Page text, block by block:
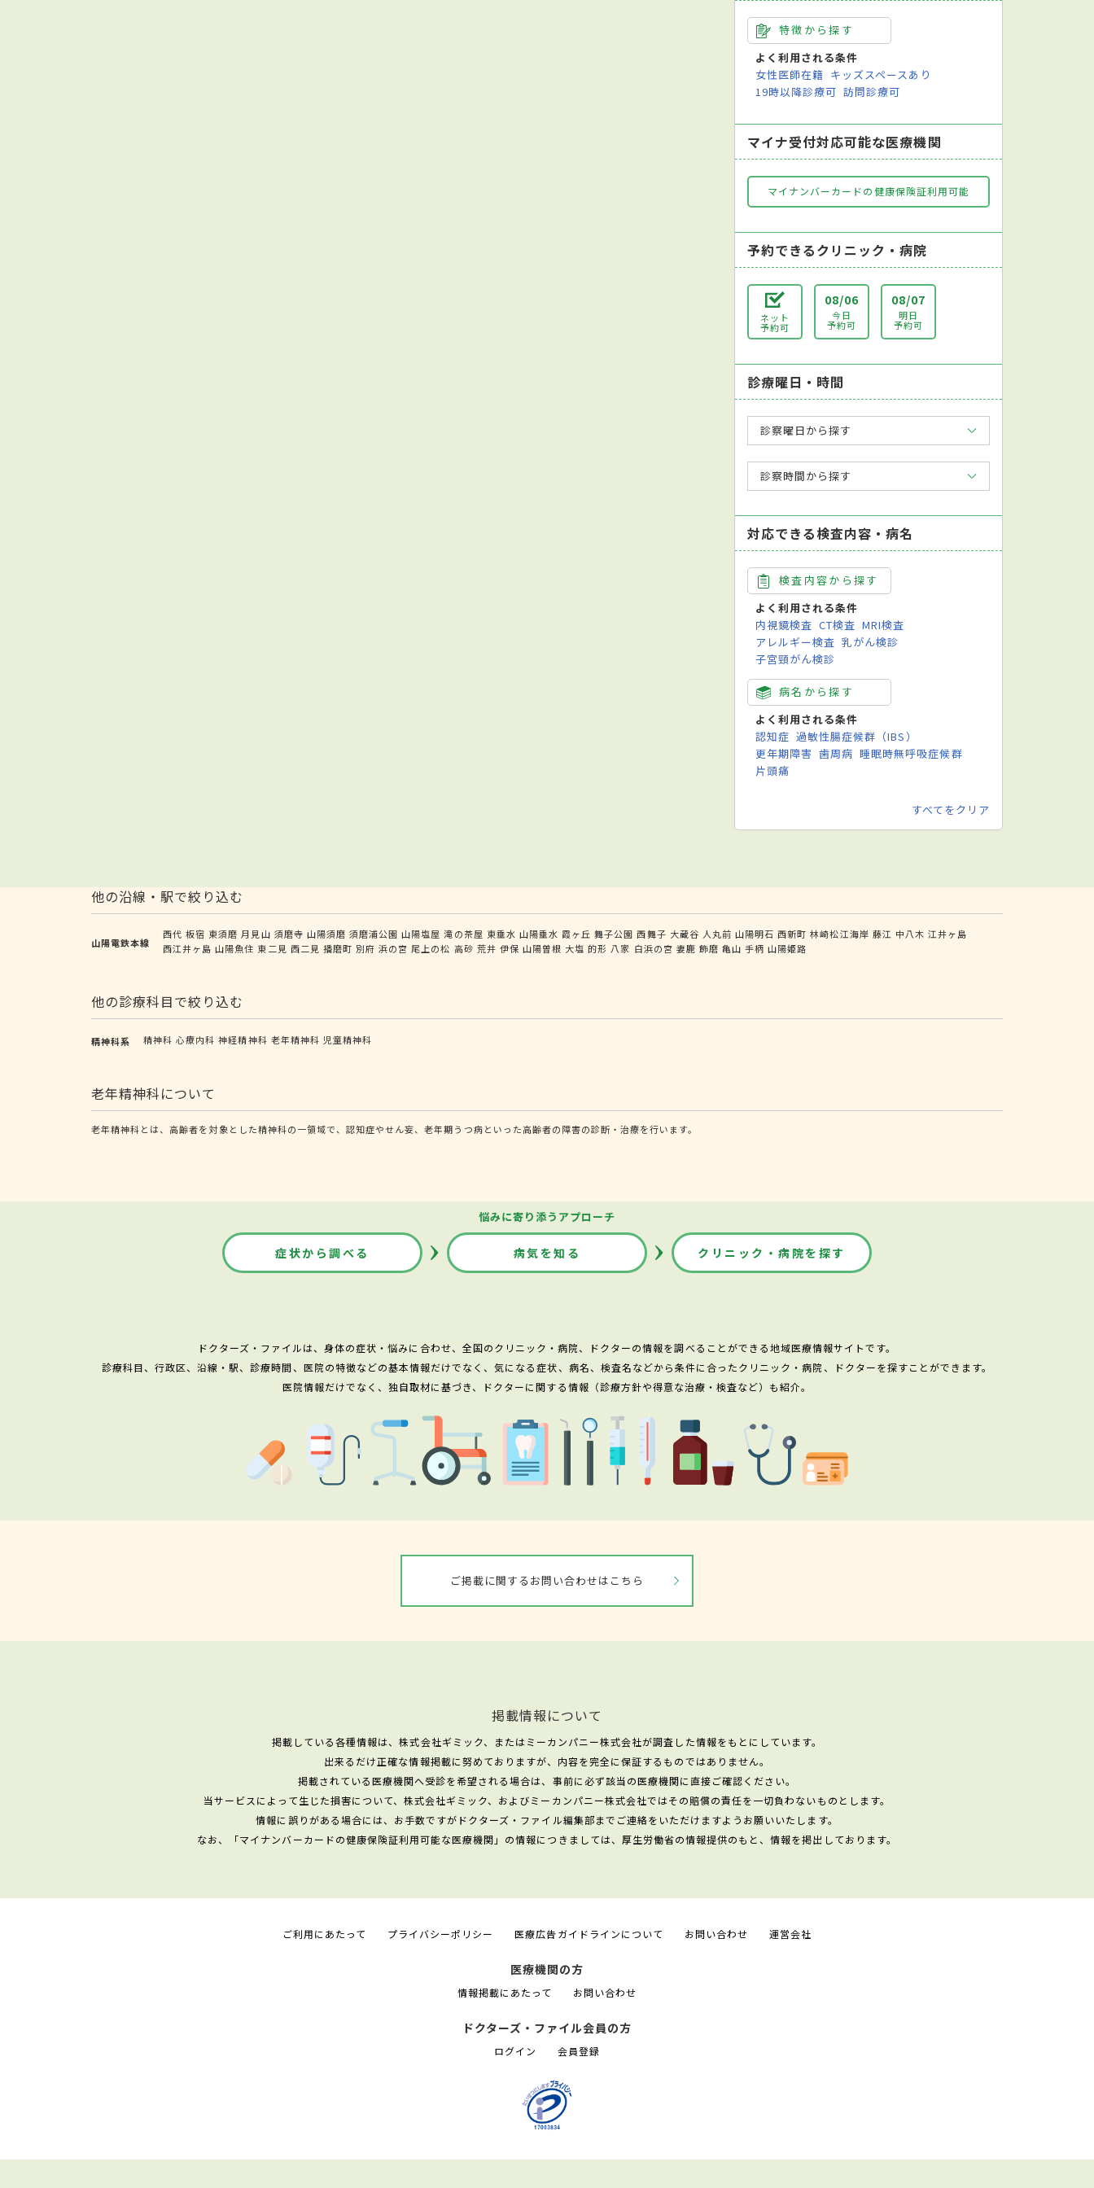
特徴から探す
よく利用される条件
女性医師在籍 キッズスペースあり
19時以降診療可 訪問診療可
マイナ受付対応可能な医療機関
マイナンバーカードの健康保険証利用可能
予約できるクリニック・病院
ネット
予約可
08/06
今日
予約可
08/07
明日
予約可
診療曜日・時間
診察曜日から探す
診察時間から探す
対応できる検査内容・病名
検査内容から探す
よく利用される条件
内視鏡検査 CT検査 MRI検査
アレルギー検査 乳がん検診
子宮頸がん検診
病名から探す
よく利用される条件
認知症 過敏性腸症候群（IBS）
更年期障害 歯周病 睡眠時無呼吸症候群
片頭痛
すべてをクリア
他の沿線・駅で絞り込む
山陽電鉄本線
西代 板宿 東須磨 月見山 須磨寺 山陽須磨 須磨浦公園 山陽塩屋 滝の茶屋 東垂水 山陽垂水 霞ヶ丘 舞子公園 西舞子 大蔵谷 人丸前 山陽明石 西新町 林崎松江海岸 藤江 中八木 江井ヶ島
西江井ヶ島 山陽魚住 東二見 西二見 播磨町 別府 浜の宮 尾上の松 高砂 荒井 伊保 山陽曽根 大塩 的形 八家 白浜の宮 妻鹿 飾磨 亀山 手柄 山陽姫路
他の診療科目で絞り込む
精神科系 精神科 心療内科 神経精神科 老年精神科 児童精神科
老年精神科について
老年精神科とは、高齢者を対象とした精神科の一領域で、認知症やせん妄、老年期うつ病といった高齢者の障害の診断・治療を行います。
悩みに寄り添うアプローチ
症状から調べる 病気を知る クリニック・病院を探す
ドクターズ・ファイルは、身体の症状・悩みに合わせ、全国のクリニック・病院、ドクターの情報を調べることができる地域医療情報サイトです。
診療科目、行政区、沿線・駅、診療時間、医院の特徴などの基本情報だけでなく、気になる症状、病名、検査名などから条件に合ったクリニック・病院、ドクターを探すことができます。
医院情報だけでなく、独自取材に基づき、ドクターに関する情報（診療方針や得意な治療・検査など）も紹介。
ご掲載に関するお問い合わせはこちら
掲載情報について
掲載している各種情報は、株式会社ギミック、またはミーカンパニー株式会社が調査した情報をもとにしています。
出来るだけ正確な情報掲載に努めておりますが、内容を完全に保証するものではありません。
掲載されている医療機関へ受診を希望される場合は、事前に必ず該当の医療機関に直接ご確認ください。
当サービスによって生じた損害について、株式会社ギミック、およびミーカンパニー株式会社ではその賠償の責任を一切負わないものとします。
情報に誤りがある場合には、お手数ですがドクターズ・ファイル編集部までご連絡をいただけますようお願いいたします。
なお、「マイナンバーカードの健康保険証利用可能な医療機関」の情報につきましては、厚生労働省の情報提供のもと、情報を掲出しております。
ご利用にあたって プライバシーポリシー 医療広告ガイドラインについて お問い合わせ 運営会社
医療機関の方
情報掲載にあたって お問い合わせ
ドクターズ・ファイル会員の方
ログイン 会員登録